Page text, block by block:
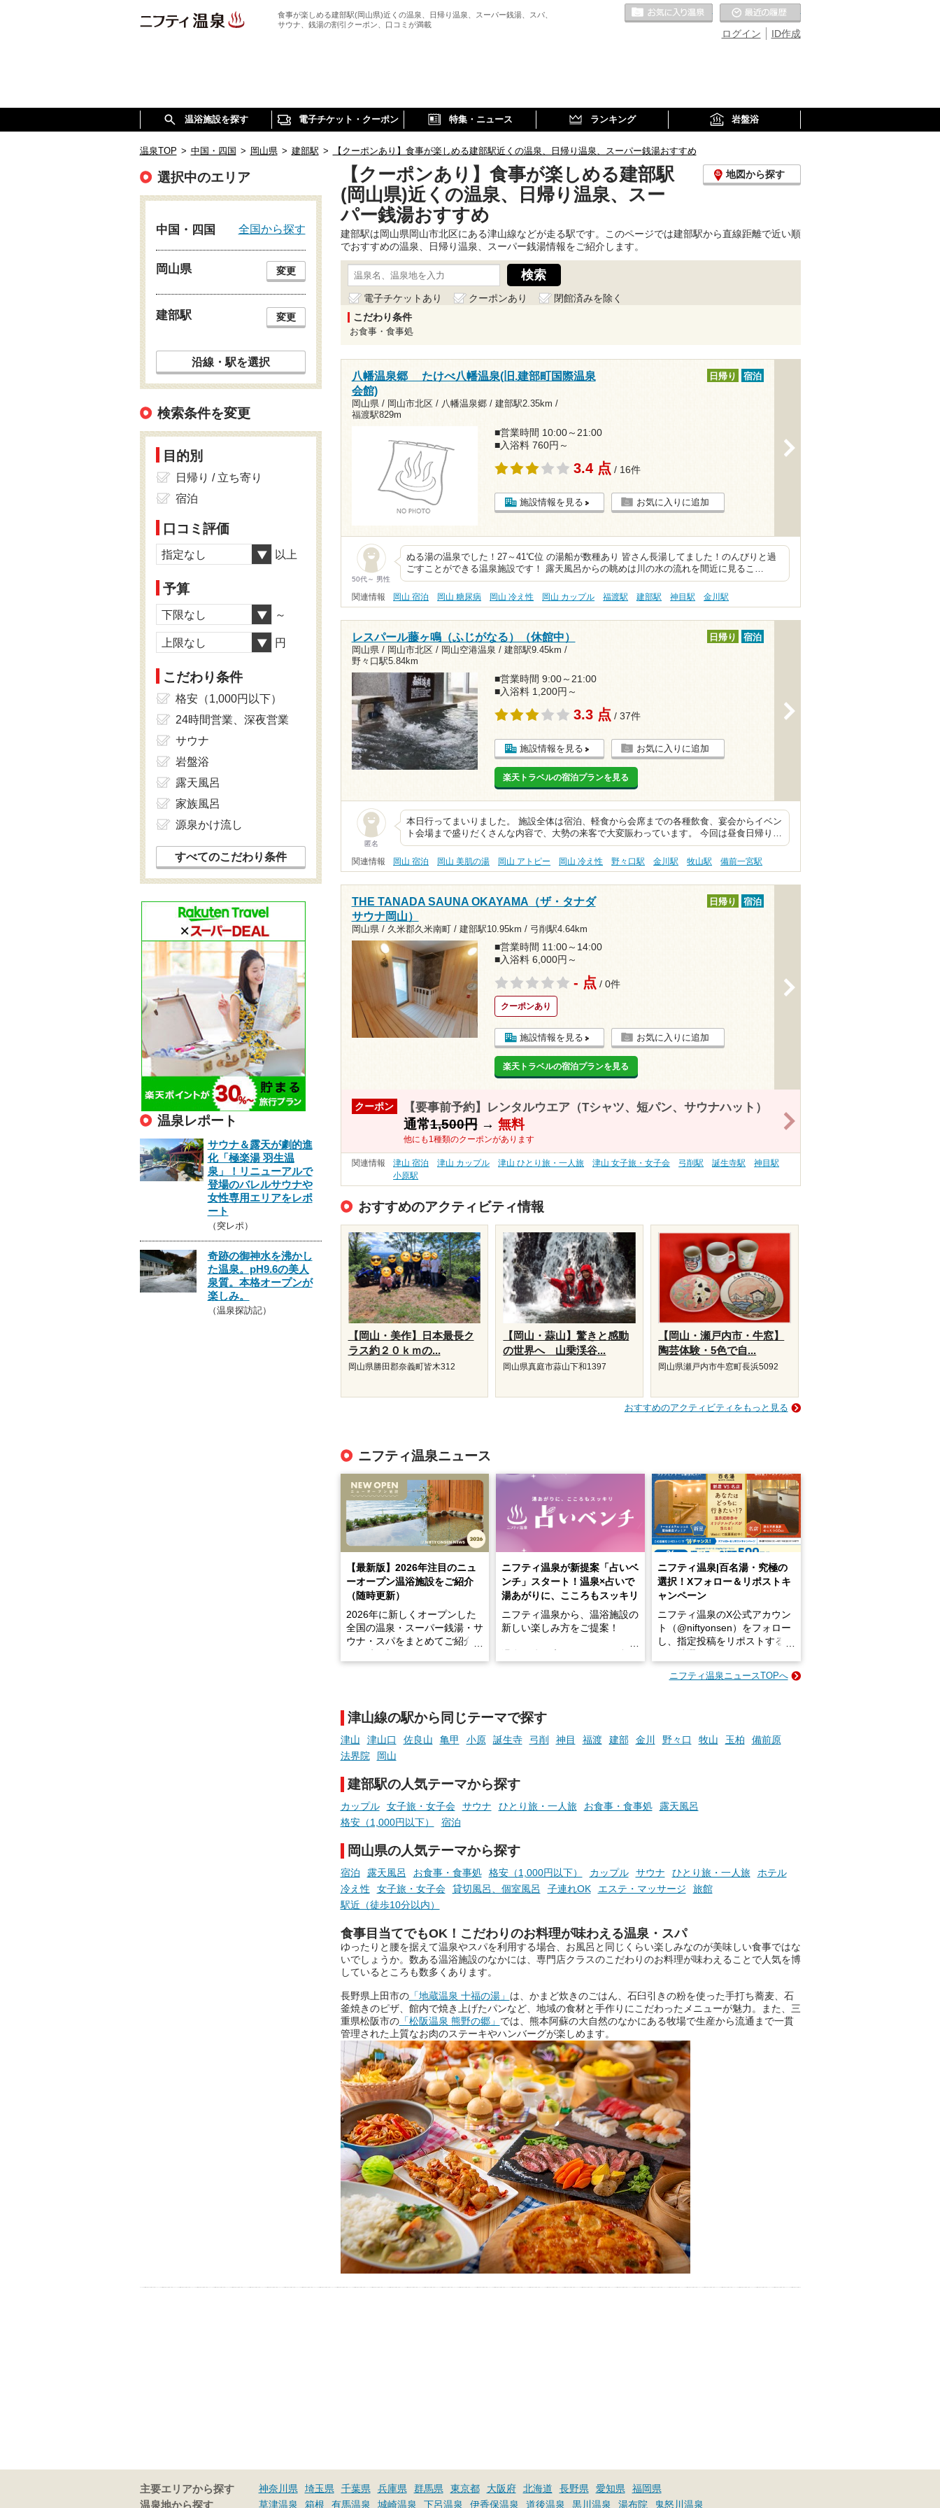
食事が楽しめる建部駅(岡山県)近くの温泉、日帰り温泉、スーパー銭湯、スパ、
サウナ、銭湯の割引クーポン、口コミが満載
ID作成
ログイン
お気に入りの温泉
温浴施設を探す 電子チケット・クーポン 特集・ニュース ランキング 岩盤浴
温泉TOP > 中国・四国 > 岡山県 > 建部駅 > 【クーポンあり】食事が楽しめる建部駅近くの温泉、日帰り温泉、スーパー銭湯おすすめ
【クーポンあり】食事が楽しめる建部駅
(岡山県)近くの温泉、日帰り温泉、スー
パー銭湯おすすめ
地図から探す
建部駅は岡山県岡山市北区にある津山線などが走る駅です。このページでは建部駅から直線距離で近い順
でおすすめの温泉、日帰り温泉、スーパー銭湯情報をご紹介します。
電子チケットあり クーポンあり
閉館済みを除く
こだわり条件
お食事・食事処
八幡温泉郷 たけべ八幡温泉(旧.建部町国際温泉
会館)
岡山県 / 岡山市北区 / 八幡温泉郷 / 建部駅2.35km /
福渡駅829m
日帰り 宿泊
■営業時間 10:00～21:00
■入浴料 760円～
3.4 点 / 16件
施設情報を見る お気に入りに追加
50代～ 男性
ぬる湯の温泉でした！27～41℃位 の湯船が数種あり 皆さん長湯してました！のんびりと過
ごすことができる温泉施設です！ 露天風呂からの眺めは川の水の流れを間近に見るこ…
関連情報 岡山 宿泊 岡山 糖尿病 岡山 冷え性 岡山 カップル 福渡駅 建部駅 神目駅 金川駅
レスパール藤ヶ鳴（ふじがなる）（休館中）
岡山県 / 岡山市北区 / 岡山空港温泉 / 建部駅9.45km /
野々口駅5.84km
日帰り 宿泊
■営業時間 9:00～21:00
■入浴料 1,200円～
3.3 点 / 37件
施設情報を見る お気に入りに追加
楽天トラベルの宿泊プランを見る
匿名
本日行ってまいりました。 施設全体は宿泊、軽食から会席までの各種飲食、宴会からイベン
ト会場まで盛りだくさんな内容で、大勢の来客で大変賑わっています。 今回は昼食日帰り…
関連情報 岡山 宿泊 岡山 美肌の湯 岡山 アトピー 岡山 冷え性 野々口駅 金川駅 牧山駅 備前一宮駅
THE TANADA SAUNA OKAYAMA（ザ・タナダ
サウナ岡山）
岡山県 / 久米郡久米南町 / 建部駅10.95km / 弓削駅4.64km
日帰り 宿泊
■営業時間 11:00～14:00
■入浴料 6,000円～
- 点 / 0件
クーポンあり
施設情報を見る お気に入りに追加
楽天トラベルの宿泊プランを見る
クーポン 【要事前予約】レンタルウエア（Tシャツ、短パン、サウナハット）
通常1,500円→ 無料
他にも1種類のクーポンがあります
関連情報 津山 宿泊 津山 カップル 津山 ひとり旅・一人旅 津山 女子旅・女子会 弓削駅 誕生寺駅
神目駅
小原駅
おすすめのアクティビティ情報
【岡山・美作】日本最長ク
ラス約２０ｋｍの...
岡山県勝田郡奈義町皆木312
【岡山・蒜山】驚きと感動
の世界へ 山乗渓谷...
岡山県真庭市蒜山下和1397
【岡山・瀬戸内市・牛窓】
陶芸体験・5色で自...
岡山県瀬戸内市牛窓町長浜5092
おすすめのアクティビティをもっと見る
ニフティ温泉ニュース
【最新版】2026年注目のニュ
ーオープン温浴施設をご紹介
（随時更新）
2026年に新しくオープンした
全国の温泉・スーパー銭湯・サ
ウナ・スパをまとめてご紹介！
います。
現地取材記事もあわせて紹介し
ていますので、気になる施設は
ぜひチェックして次のおでかけ
ね。
ニフティ温泉が新提案「占いベ
ンチ」スタート！温泉×占いで
湯あがりに、こころもスッキリ
ニフティ温泉から、温浴施設の
新しい楽しみ方をご提案！
手相やタロットなど気軽に楽し
める占いで、“ととのう”おふろ
時間を、もっと特別に。
ニフティ温泉|百名湯・究極の
選択！Xフォロー＆リポストキ
ャンペーン
ニフティ温泉のX公式アカウン
ト（@niftyonsen）をフォロー
し、指定投稿をリポストする
GIFT500円分をプレゼントい
ニフティ温泉ニュースTOPへ
津山線の駅から同じテーマで探す
津山 津山口 佐良山 亀甲 小原 誕生寺 弓削 神目 福渡 建部 金川 野々口 牧山 玉柏
備前原
法界院
岡山
建部駅の人気テーマから探す
カップル 女子旅・女子会 サウナ ひとり旅・一人旅 お食事・食事処
露天風呂
格安（1,000円以下）
宿泊
岡山県の人気テーマから探す
宿泊 露天風呂 お食事・食事処 格安（1,000円以下） カップル サウナ ひとり旅・一人旅
ホテル
冷え性
女子旅・女子会 貸切風呂、個室風呂 子連れOK エステ・マッサージ
旅館
駅近（徒歩10分以内）
食事目当てでもOK！こだわりのお料理が味わえる温泉・スパ
ゆったりと腰を据えて温泉やスパを利用する場合、お風呂と同じくらい楽しみなのが美味しい食事ではな
いでしょうか。数ある温浴施設のなかには、専門店クラスのこだわりのお料理が味わえることで人気を博
しているところも数多くあります。
長野県上田市の「地蔵温泉 十福の湯」 は、かまど炊きのごはん、石臼引きの粉を使った手打ち蕎麦、石
釜焼きのピザ、館内で焼き上げたパンなど、地域の食材と手作りにこだわったメニューが魅力。また、三
重県松阪市の「松阪温泉 熊野の郷」 では、熊本阿蘇の大自然のなかにある牧場で生産から流通まで一貫
管理された上質なお肉のステーキやハンバーグが楽しめます。
選択中のエリア
中国・四国 全国から探す
岡山県 変更
建部駅 変更
沿線・駅を選択
検索条件を変更
目的別
日帰り / 立ち寄り
宿泊
口コミ評価
指定なし 以上
予算
下限なし ～
上限なし 円
こだわり条件
格安（1,000円以下）
24時間営業、深夜営業
サウナ
岩盤浴
露天風呂
家族風呂
源泉かけ流し
すべてのこだわり条件
温泉レポート
サウナ＆露天が劇的進
化「極楽湯 羽生温
泉」！リニューアルで
登場のバレルサウナや
女性専用エリアをレポ
ート
（突レポ）
奇跡の御神水を沸かし
た温泉。pH9.6の美人
泉質。本格オープンが
楽しみ。
（温泉探訪記）
主要エリアから探す 神奈川県 埼玉県 千葉県 兵庫県 群馬県 東京都 大阪府 北海道 長野県 愛知県
福岡県
温泉地から探す
草津温泉 箱根 有馬温泉 城崎温泉 下呂温泉 伊香保温泉 道後温泉 黒川温泉 湯布院 鬼怒川温泉